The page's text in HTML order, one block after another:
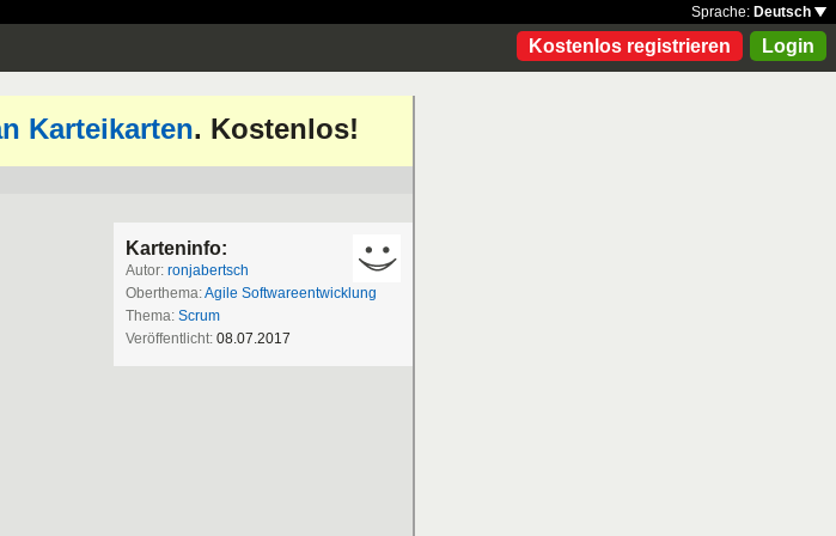
Sprache: Deutsch
Kostenlos registrieren Login
Karteikarten. Kostenlos!
Karteninfo:
Autor: ronjabertsch
Oberthema:Agile Softwareentwicklung
Thema: Scrum
Veröffentlicht: 08.07.2017